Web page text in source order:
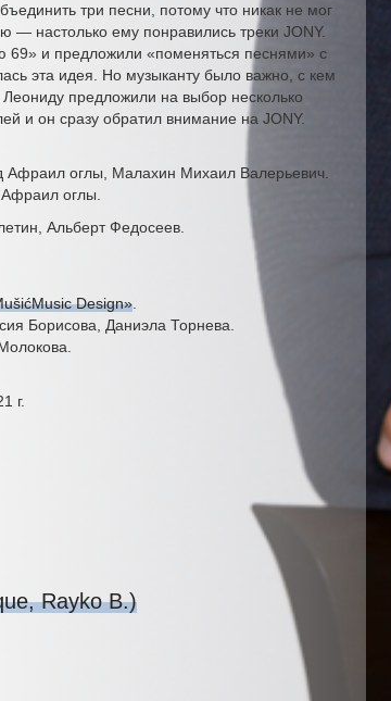
три песни, потому что никак не мог
— настолько ему понравились треки JONY.
69» и предложили «поменяться песнями» с
эта идея. Но музыканту было важно, с кем
предложили на выбор несколько
и он сразу обратил внимание на JONY.
Афраил оглы, Малахин Михаил Валерьевич.
оглы.
Альберт Федосеев.
Design»
Борисова, Даниэла Торнева.
г.
Rayko B.)